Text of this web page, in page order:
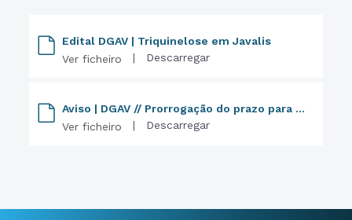
Edital DGAV | Triquinelose em Javalis
Ver ficheiro
| Descarregar
Aviso | DGAV // Prorrogação do prazo para a declaração de existências da atividade apícola
Ver ficheiro
| Descarregar